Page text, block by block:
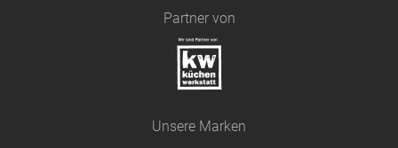
Partner von
Unsere Marken